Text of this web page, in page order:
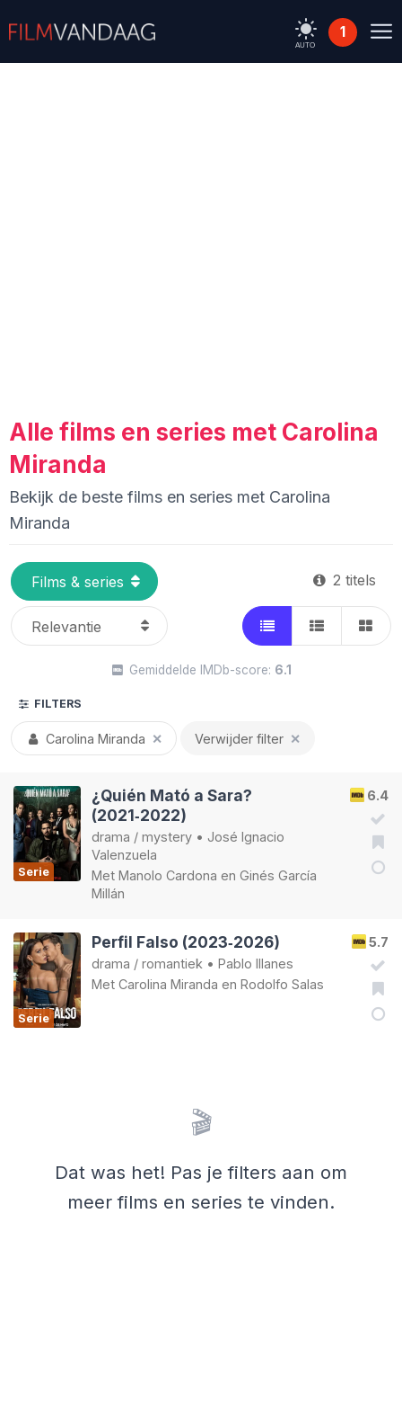
AUTO
1
Alle films en series met Carolina
Miranda
Bekijk de beste films en series met Carolina
Miranda
2 titels
Gemiddelde IMDb-score: 6.1
FILTERS
Carolina Miranda ✕ Verwijder filter ✕
Serie
6.4
¿Quién Mató a Sara?
(2021‑2022)
drama / mystery • José Ignacio
Valenzuela
Met Manolo Cardona en Ginés García
Millán
Serie
5.7
Perfil Falso (2023‑2026)
drama / romantiek • Pablo Illanes
Met Carolina Miranda en Rodolfo Salas
🎬
Dat was het! Pas je filters aan om
meer films en series te vinden.